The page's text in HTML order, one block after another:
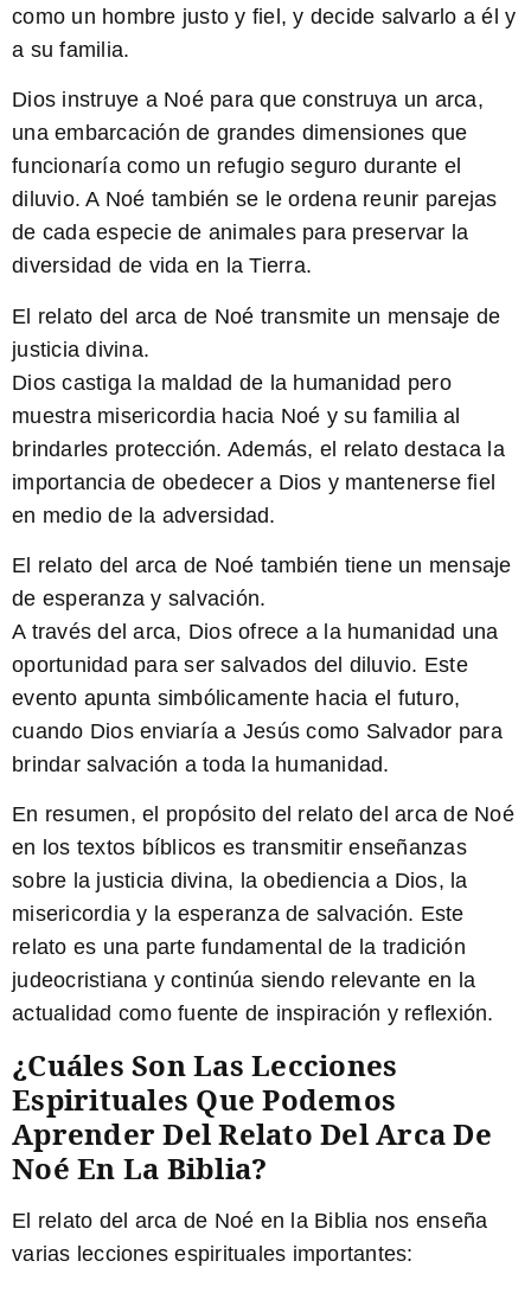
como un hombre justo y fiel, y decide salvarlo a él y
a su familia.
Dios instruye a Noé para que construya un arca,
una embarcación de grandes dimensiones que
funcionaría como un refugio seguro durante el
diluvio. A Noé también se le ordena reunir parejas
de cada especie de animales para preservar la
diversidad de vida en la Tierra.
El relato del arca de Noé transmite un mensaje de
justicia divina.
Dios castiga la maldad de la humanidad pero
muestra misericordia hacia Noé y su familia al
brindarles protección. Además, el relato destaca la
importancia de obedecer a Dios y mantenerse fiel
en medio de la adversidad.
El relato del arca de Noé también tiene un mensaje
de esperanza y salvación.
A través del arca, Dios ofrece a la humanidad una
oportunidad para ser salvados del diluvio. Este
evento apunta simbólicamente hacia el futuro,
cuando Dios enviaría a Jesús como Salvador para
brindar salvación a toda la humanidad.
En resumen, el propósito del relato del arca de Noé
en los textos bíblicos es transmitir enseñanzas
sobre la justicia divina, la obediencia a Dios, la
misericordia y la esperanza de salvación. Este
relato es una parte fundamental de la tradición
judeocristiana y continúa siendo relevante en la
actualidad como fuente de inspiración y reflexión.
¿Cuáles Son Las Lecciones
Espirituales Que Podemos
Aprender Del Relato Del Arca De
Noé En La Biblia?
El relato del arca de Noé en la Biblia nos enseña
varias lecciones espirituales importantes: